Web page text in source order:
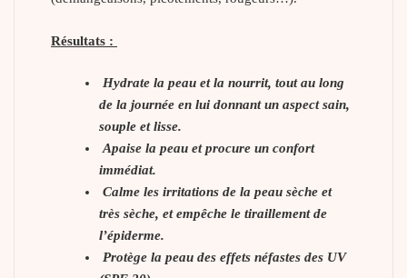
Résultats :
Hydrate la peau et la nourrit, tout au long
de la journée en lui donnant un aspect sain,
souple et lisse.
Apaise la peau et procure un confort
immédiat.
Calme les irritations de la peau sèche et
très sèche, et empêche le tiraillement de
l’épiderme.
Protège la peau des effets néfastes des UV